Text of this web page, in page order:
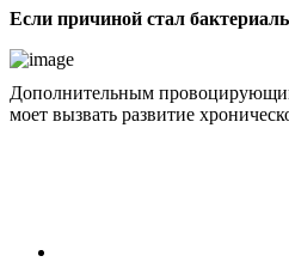
Если причиной стал
Дополнительным провоцирующим
моет вызвать развитие